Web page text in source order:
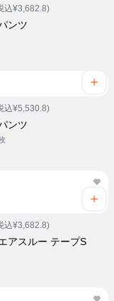
込¥3,682.8)
ンツ
込¥5,530.8)
ンツ
込¥3,682.8)
アスルー テープS